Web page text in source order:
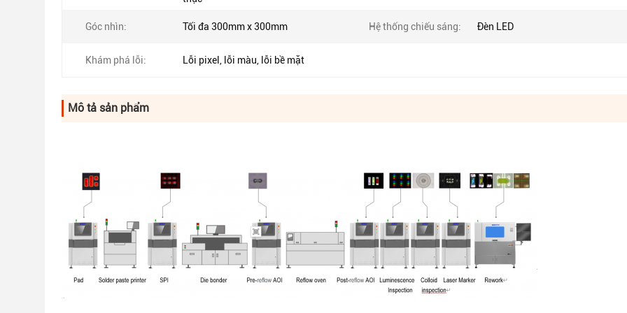
Góc nhìn: Tối đa 300mm x 300mm Hệ thống chiếu sáng: Đèn LED
Khám phá lỗi: Lỗi pixel, lỗi màu, lỗi bề mặt
Mô tả sản phẩm